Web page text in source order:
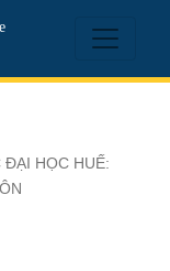
ĐẠI HỌC HUẾ: